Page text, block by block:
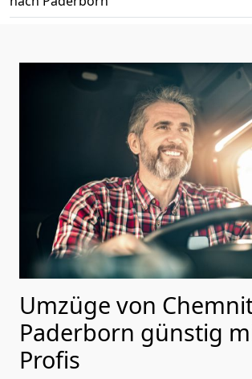
Umzüge von
Paderborn günstig
Profis